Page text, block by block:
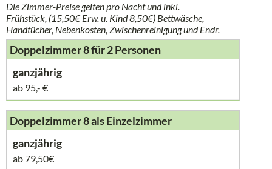
Die Zimmer-Preise gelten pro Nacht undinkl.
Frühstück, (15,50€ Erw. u. Kind 8,50€) Bettwäsche,
Handtücher, Nebenkosten, Zwischenreinigung und Endr.
Doppelzimmer 8 für 2 Personen
ab 95,- €
Doppelzimmer 8 als Einzelzimmer
ab 79,50€